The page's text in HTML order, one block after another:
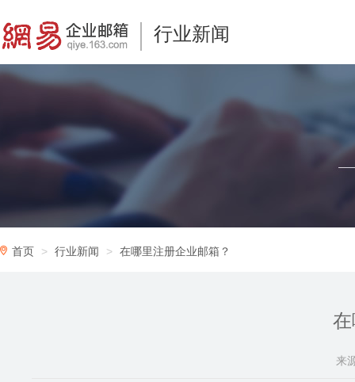
行业新闻
首页 行业新闻 在哪里注册企业邮箱？
来